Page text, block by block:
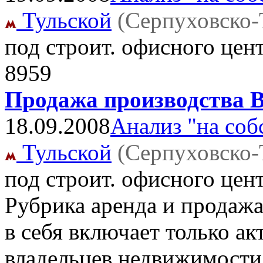
Тульской
под строит. офисного
8959
Продажа производства
18.09.2008Анализ "на
Тульской
под строит. офисного
Рубрика аренда и
в себя включает только
владельцев